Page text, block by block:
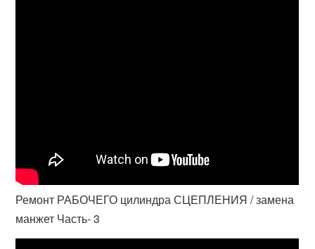
Ремонт РАБОЧЕГО цилиндра СЦЕПЛЕНИЯ / замена
манжет Часть- 3